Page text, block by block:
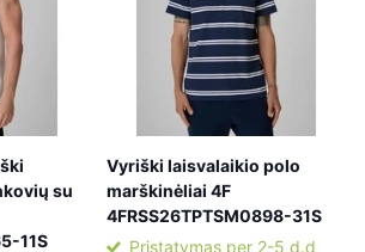
su
11S
Vyriški laisvalaikio polo
marškinėliai 4F
4FRSS26TPTSM0898-31S
Pristatymas per 2-5 d.d